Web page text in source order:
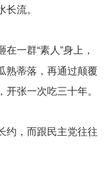
流。
在一群“素人 ”身上，
熟蒂落，再通过颠覆
开张一次吃三十年。
约，而跟民主党往往